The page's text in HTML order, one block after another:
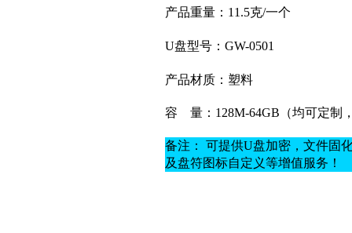
产品重量：11.5克/一个
U盘型号：GW-0501
产品材质： 塑料
容 量：128M-64GB（均可定制
备注： 可提供U盘加密，文件固
及盘符图标自定义等增值服务！